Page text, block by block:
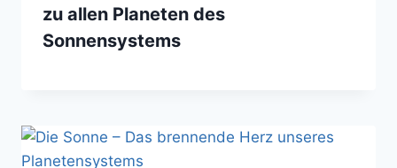
zu allen Planeten des
Sonnensystems